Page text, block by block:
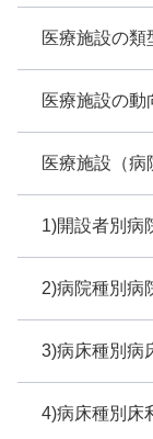
医療施設の類
医療施設の動
医療施設（病
1)開設者別病
2)病院種別病
3)病床種別病
4)病床種別床